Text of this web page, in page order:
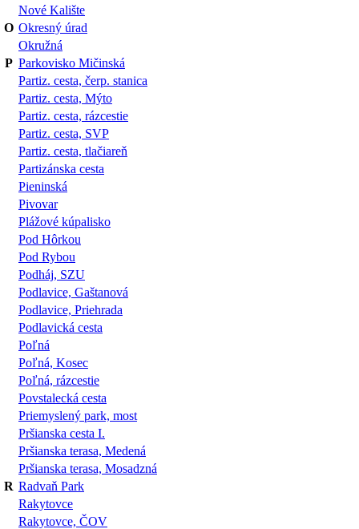
Nové Kalište
O Okresný úrad
Okružná
P Parkovisko Mičinská
Partiz. cesta, čerp. stanica
Partiz. cesta, Mýto
Partiz. cesta, rázcestie
Partiz. cesta, SVP
Partiz. cesta, tlačiareň
Partizánska cesta
Pieninská
Pivovar
Plážové kúpalisko
Pod Hôrkou
Pod Rybou
Podháj, SZU
Podlavice, Gaštanová
Podlavice, Priehrada
Podlavická cesta
Poľná
Poľná, Kosec
Poľná, rázcestie
Povstalecká cesta
Priemyslený park, most
Pršianska cesta I.
Pršianska terasa, Medená
Pršianska terasa, Mosadzná
R Radvaň Park
Rakytovce
Rakytovce, ČOV